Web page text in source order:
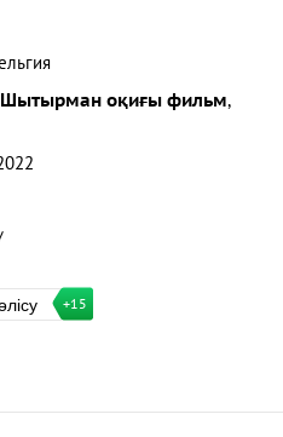
Шытырман оқиғы фильм,
+15